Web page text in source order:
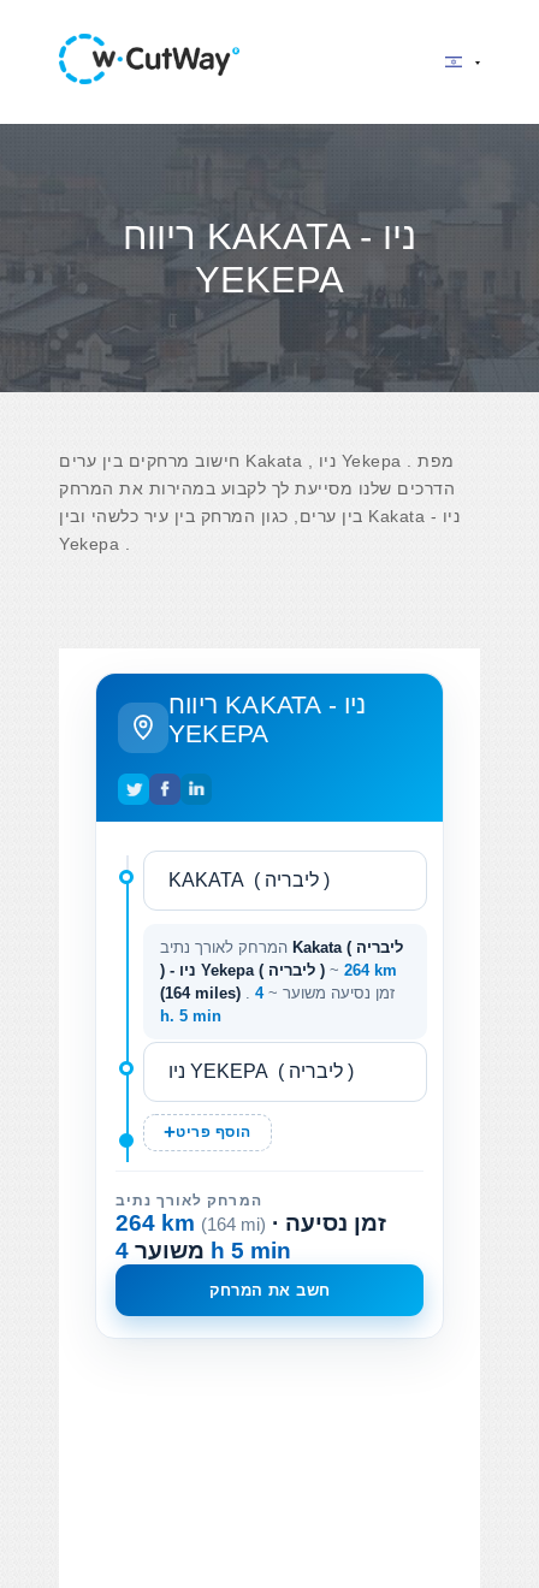
ריווח KAKATA - ניו
YEKEPA
חישוב מרחקים בין ערים Kakata , ניו Yekepa . מפת
הדרכים שלנו מסייעת לך לקבוע במהירות את המרחק
בין ערים, כגון המרחק בין עיר כלשהי ובין Kakata - ניו
Yekepa .
ריווח KAKATA - ניו
YEKEPA
Kakata ( ליבריה
) - ניו Yekepa ( ליבריה ) ~
264 km
(164 miles)
. זמן נסיעה משוער ~4
h. 5 min
הוסף פריט
המרחק לאורך נתיב
264 km (164 mi) · זמן נסיעה
משוער 4 h 5 min
חשב את המרחק